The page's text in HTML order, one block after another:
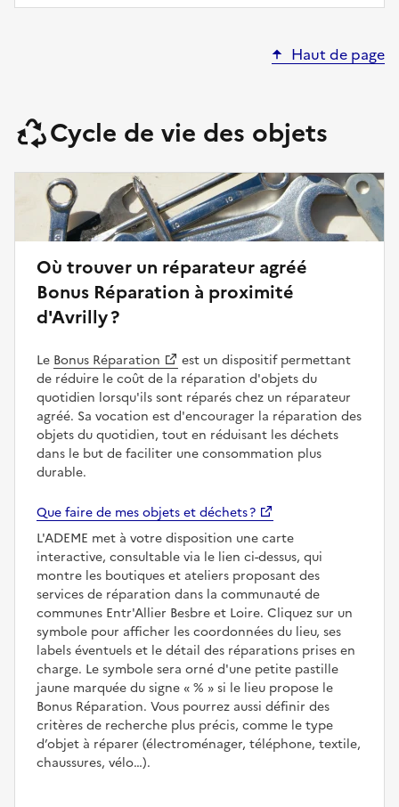
Haut de page
Cycle de vie des objets
Où trouver un réparateur agréé
Bonus Réparation à proximité
d'Avrilly ?
Le Bonus Réparation
est un dispositif permettant
de réduire le coût de la réparation d'objets du
quotidien lorsqu'ils sont réparés chez un réparateur
agréé. Sa vocation est d'encourager la réparation des
objets du quotidien, tout en réduisant les déchets
dans le but de faciliter une consommation plus
durable.
Que faire de mes objets et déchets ?
L'ADEME met à votre disposition une carte
interactive, consultable via le lien ci-dessus, qui
montre les boutiques et ateliers proposant des
services de réparation dans la communauté de
communes Entr'Allier Besbre et Loire. Cliquez sur un
symbole pour afficher les coordonnées du lieu, ses
labels éventuels et le détail des réparations prises en
charge. Le symbole sera orné d'une petite pastille
jaune marquée du signe
%
si le lieu propose le
Bonus Réparation. Vous pourrez aussi définir des
critères de recherche plus précis, comme le type
d’objet à réparer (électroménager, téléphone, textile,
chaussures, vélo…).